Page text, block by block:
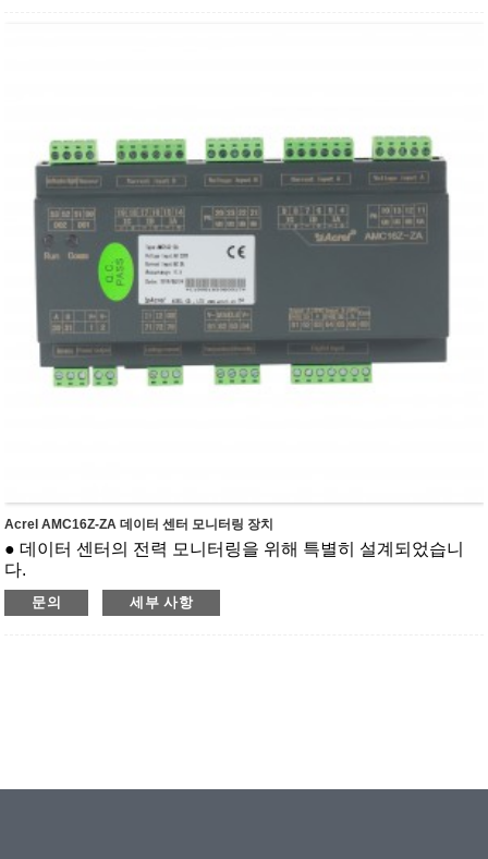
Acrel AMC16Z-ZA 데이터 센터 모니터링 장치
● 데이터 센터의 전력 모니터링을 위해 특별히 설계되었습니
다.
● 3상 입력 회로의 A+B 독립 2채널 모니터링
● U,I,P,Q,S,PF,EP,EQ,UN, 중성전류 등을 모니터링합니다.
문의 세부 사항